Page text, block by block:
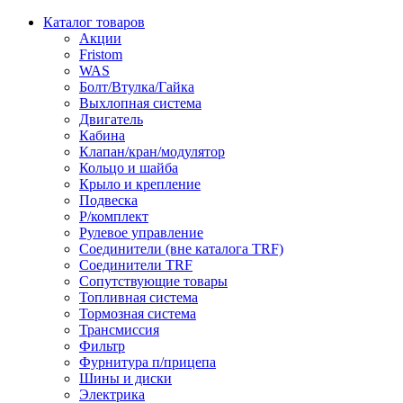
Каталог товаров
Акции
Fristom
WAS
Болт/Втулка/Гайка
Выхлопная система
Двигатель
Кабина
Клапан/кран/модулятор
Кольцо и шайба
Крыло и крепление
Подвеска
Р/комплект
Рулевое управление
Соединители (вне каталога TRF)
Соединители TRF
Сопутствующие товары
Топливная система
Тормозная система
Трансмиссия
Фильтр
Фурнитура п/прицепа
Шины и диски
Электрика